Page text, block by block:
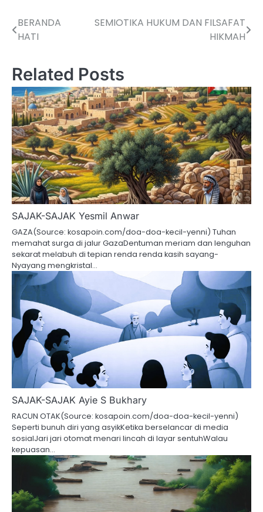
Navigasi
pos
BERANDA
HATI
SEMIOTIKA HUKUM DAN FILSAFAT
HIKMAH
Related Posts
SAJAK-SAJAK Yesmil Anwar
GAZA(Source: kosapoin.com/doa-doa-kecil-yenni) Tuhan
memahat surga di jalur GazaDentuman meriam dan lenguhan
sekarat melabuh di tepian renda renda kasih sayang-
Nyayang mengkristal…
SAJAK-SAJAK Ayie S Bukhary
RACUN OTAK(Source: kosapoin.com/doa-doa-kecil-yenni)
Seperti bunuh diri yang asyikKetika berselancar di media
sosialJari jari otomat menari lincah di layar sentuhWalau
kepuasan…